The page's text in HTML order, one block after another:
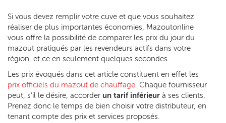
Si vous devez remplir votre cuve et que vous souhaitez
réaliser de plus importantes économies, Mazoutonline
vous offre la possibilité de comparer les prix du jour du
mazout pratiqués par les revendeurs actifs dans votre
région, et ce en seulement quelques secondes.
Les prix évoqués dans cet article constituent en effet les
prix officiels du mazout de chauffage. Chaque fournisseur
peut, s’il le désire, accorder un tarif inférieur à ses clients.
Prenez donc le temps de bien choisir votre distributeur, en
tenant compte des prix et services proposés.